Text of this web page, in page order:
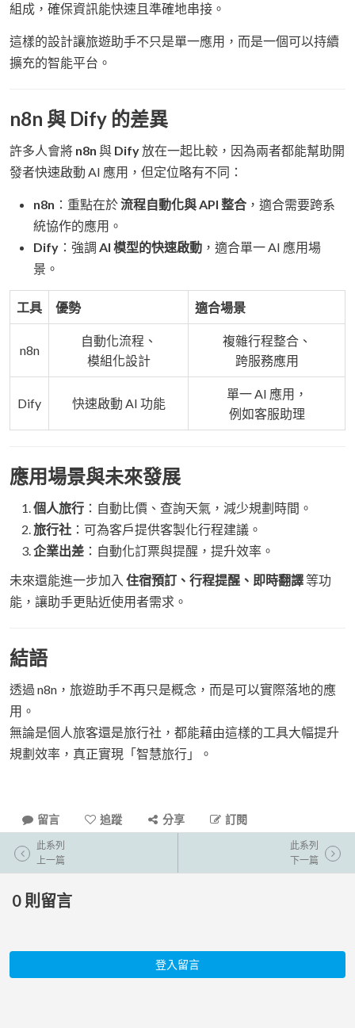
組成，確保資訊能快速且準確地串接。
這樣的設計讓旅遊助手不只是單一應用，而是一個可以持續
擴充的智能平台。
n8n 與 Dify 的差異
許多人會將 n8n 與 Dify放在一起比較，因為兩者都能幫助開
發者快速啟動 AI 應用，但定位略有不同：
n8n ：重點在於流程自動化與 API 整合 ，適合需要跨系
統協作的應用。
Dify ：強調 AI 模型的快速啟動 ，適合單一 AI 應用場
景。
工具 優勢 適合場景
n8n
自動化流程、
模組化設計
複雜行程整合、
跨服務應用
Dify 快速啟動 AI 功能
單一 AI 應用，
例如客服助理
應用場景與未來發展
個人旅行 ：自動比價、查詢天氣，減少規劃時間。
旅行社 ：可為客戶提供客製化行程建議。
企業出差 ：自動化訂票與提醒，提升效率。
未來還能進一步加入 住宿預訂、行程提醒、即時翻譯等功
能，讓助手更貼近使用者需求。
結語
透過 n8n，旅遊助手不再只是概念，而是可以實際落地的應
用。
無論是個人旅客還是旅行社，都能藉由這樣的工具大幅提升
規劃效率，真正實現「智慧旅行」。
留言 追蹤 分享 訂閱
此系列
上一篇
此系列
下一篇
0 則留言
登入留言